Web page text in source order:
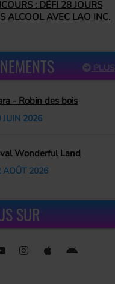
: DÉFI 28 JOURS
ALCOOL AVEC LAO INC.
PLUS
- Robin des bois
2026
Wonderful Land
2026
SUR